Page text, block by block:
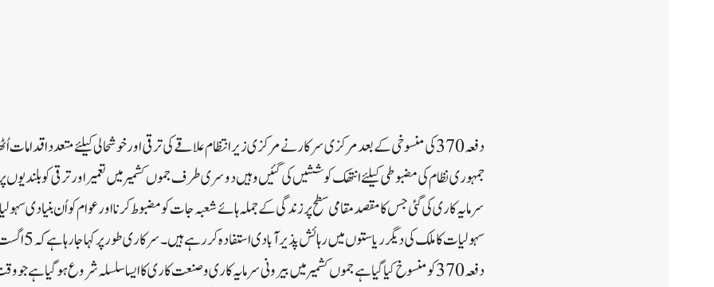
دفعہ 370کی منسوخی کے بعد مرکزی سرکار نے مرکزی زیر انتظام علاقے کی ترقی اور خوشحالی کیلئے متعدد اقدامات
جمہوری نظام کی مضبوطی کیلئے انتھک کوششیں کی گئیں وہیں دوسری طرف جموں کشمیر میں تعمیر اور ترقی کو بلندیوں پر
سرمایہ کاری کی گئی جس کا مقصد مقامی سطح پر زندگی کے جملہ ہائے شعبہ جات کو مضبوط کرنا اور عوام کو اُن بنیادی
دفعہ 370کو منسوخ کیا گیا ہے جموں کشمیر میں بیرونی سرمایہ کاری و صنعت کاری کا ایسا سلسلہ شروع ہوگیا